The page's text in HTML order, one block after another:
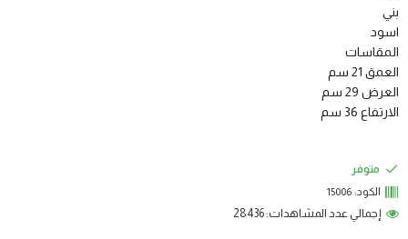
بني
اسود
المقاسات
العمق 21 سم
العرض 29 سم
الارتفاع 36 سم
متوفر
الكود: 15006
إجمالي عدد المشاهدات: 28436